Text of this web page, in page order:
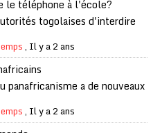
le téléphone à l'école?
togolaises d'interdire
, Il y a 2 ans
panafricanisme a de nouveaux
, Il y a 2 ans